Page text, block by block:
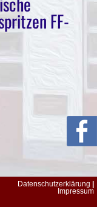
FF-
Datenschutzerklärung
Impressum